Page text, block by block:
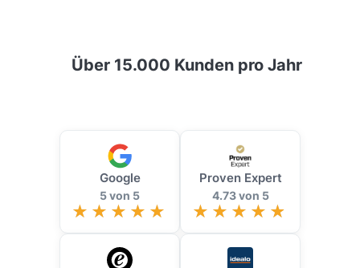
Über 15.000 Kunden pro Jahr
Google
5 von 5
Proven Expert
4.73 von 5